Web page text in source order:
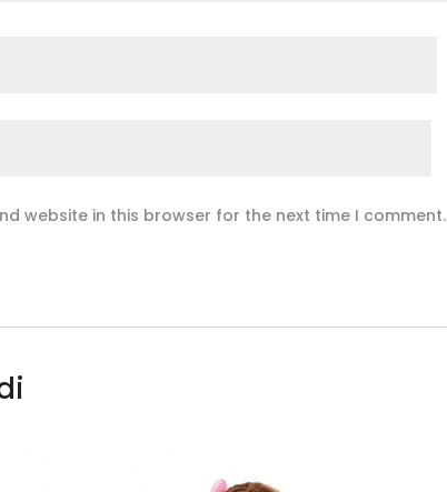
website in this browser for the next time I comment.